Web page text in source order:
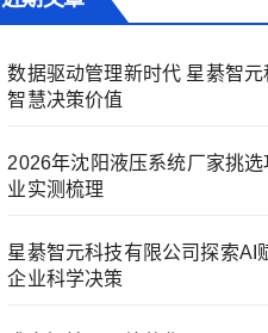
数据驱动管理新时代 星綦智
智慧决策价值
2026年沈阳液压系统厂家挑
业实测梳理
星綦智元科技有限公司探索AI
企业科学决策